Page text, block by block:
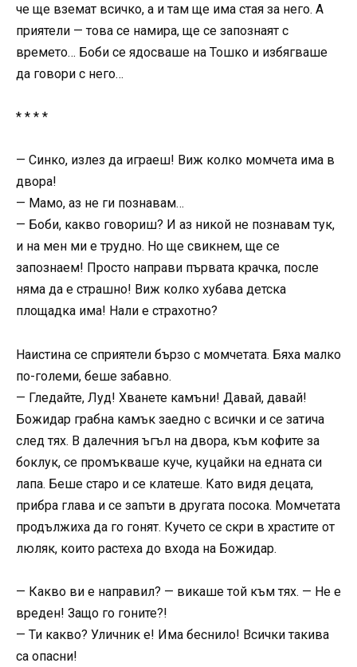
че ще вземат всичко, а и там ще има стая за него. А
приятели — това се намира, ще се запознаят с
времето… Боби се ядосваше на Тошко и избягваше
да говори с него…
* * * *
— Синко, излез да играеш! Виж колко момчета има в
двора!
— Мамо, аз не ги познавам…
— Боби, какво говориш? И аз никой не познавам тук,
и на мен ми е трудно. Но ще свикнем, ще се
запознаем! Просто направи първата крачка, после
няма да е страшно! Виж колко хубава детска
площадка има! Нали е страхотно?
Наистина се сприятели бързо с момчетата. Бяха малко
по-големи, беше забавно.
— Гледайте, Луд! Хванете камъни! Давай, давай!
Божидар грабна камък заедно с всички и се затича
след тях. В далечния ъгъл на двора, към кофите за
боклук, се промъкваше куче, куцайки на едната си
лапа. Беше старо и се клатеше. Като видя децата,
прибра глава и се запъти в другата посока. Момчетата
продължиха да го гонят. Кучето се скри в храстите от
люляк, които растеха до входа на Божидар.
— Какво ви е направил? — викаше той към тях. — Не е
вреден! Защо го гоните?!
— Ти какво? Уличник е! Има беснило! Всички такива
са опасни!